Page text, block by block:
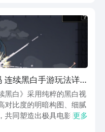
连续黑白手游玩法详
黑白》采用纯粹的黑白视
对比度的明暗构图、细腻
共同塑造出极具电影感的
而通过光影节奏、纹理
更多